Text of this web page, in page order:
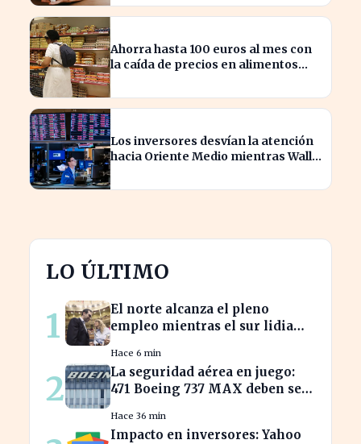
Ahorra hasta 100 euros al mes con
la caída de precios en alimentos
Los inversores desvían la atención
hacia Oriente Medio mientras Wall
LO ÚLTIMO
1
El norte alcanza el pleno
empleo mientras el sur lidia
Hace 6 min
2
La seguridad aérea en juego:
471 Boeing 737 MAX deben ser
Hace 36 min
Impacto en inversores: Yahoo